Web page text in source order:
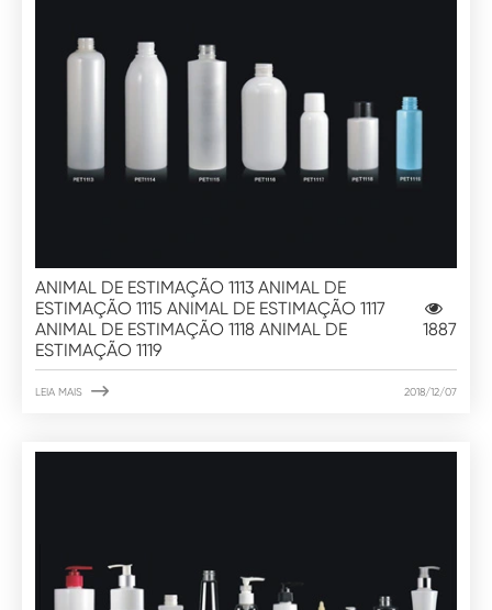
ANIMAL DE ESTIMAÇÃO 1113 ANIMAL DE
ESTIMAÇÃO 1115 ANIMAL DE ESTIMAÇÃO 1117
ANIMAL DE ESTIMAÇÃO 1118 ANIMAL DE
ESTIMAÇÃO 1119
1887
LEIA MAIS  2018/12/07